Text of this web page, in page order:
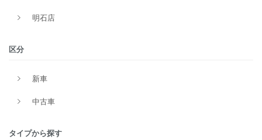
明石店
区分
新車
中古車
タイプから探す